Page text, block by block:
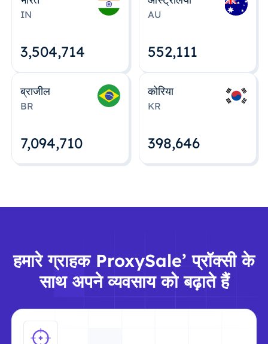
IN
3,504,715
AU
552,112
ब्राजील
BR
7,094,712
कोरिया
KR
398,648
हमारे ग्राहक ProxySale’ प्रॉक्सी के
साथ अपने व्यवसाय को बढ़ाते हैं